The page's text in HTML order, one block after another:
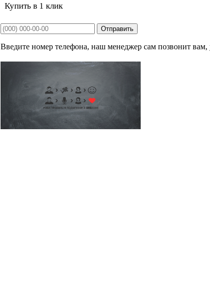
Купить в 1 клик
Введите номер телефона, наш менеджер сам позвонит вам,